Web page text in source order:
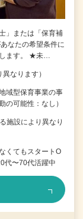
」または「保育補
なたの希望条件に
します。 ★未…
なります）
域型保育事業の事
可能性：なし）
施設により異なり
くてもスタートO
〜70代活躍中